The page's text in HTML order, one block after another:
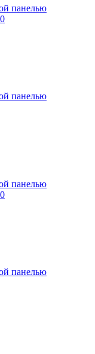
панелью
панелью
панелью
панелью